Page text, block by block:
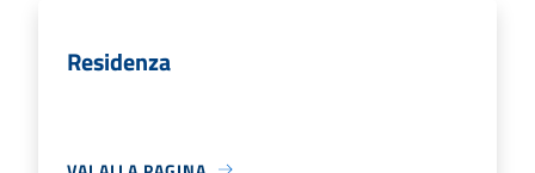
Residenza